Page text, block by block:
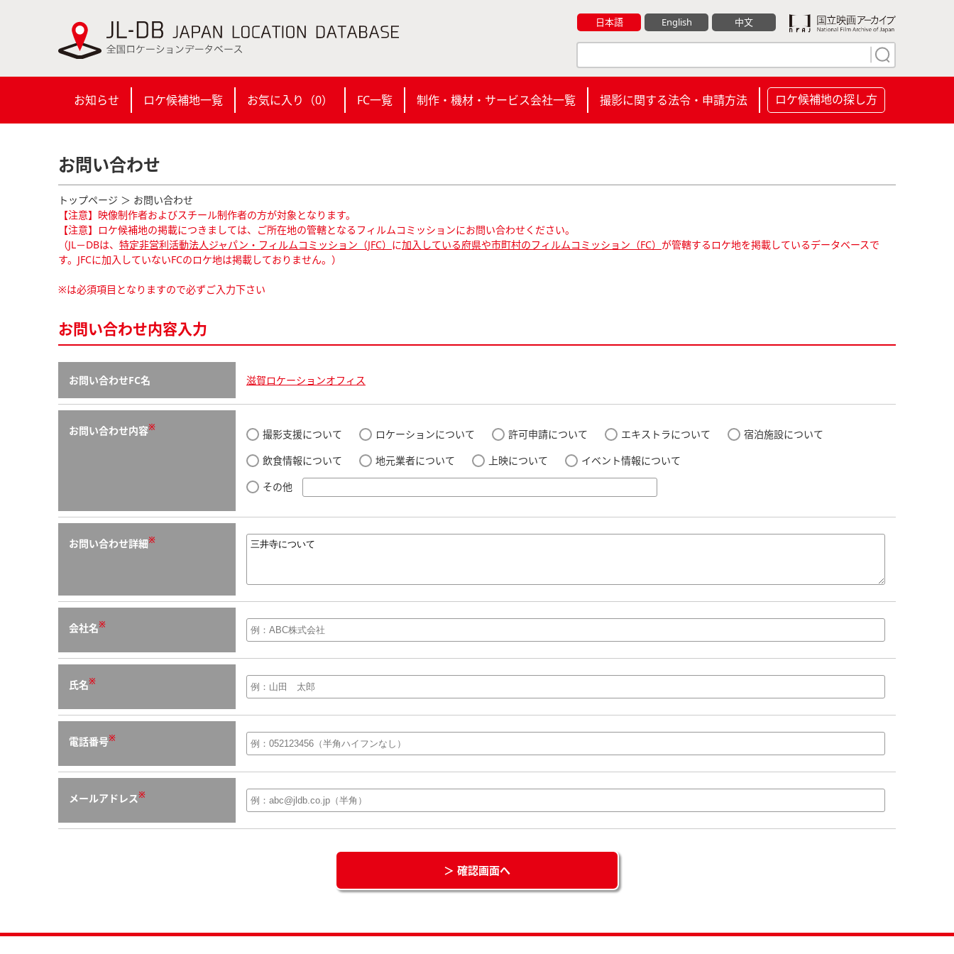
日本語 English 中文
お知らせ ロケ候補地一覧 お気に入り（0） FC一覧 制作・機材・サービス会社一覧 撮影に関する法令・申請方法 ロケ候補地の探し方
お問い合わせ
トップページ ＞ お問い合わせ
【注意】映像制作者およびスチール制作者の方が対象となります。
【注意】ロケ候補地の掲載につきましては、ご所在地の管轄となるフィルムコミッションにお問い合わせください。
（JL－DBは、 特定非営利活動法人ジャパン・フィルムコミッション（JFC） に加入している府県や市町村のフィルムコミッション（FC） が管轄するロケ地を掲載しているデータベースで
す。JFCに加入していないFCのロケ地は掲載しておりません。）
※は必須項目となりますので必ずご入力下さい
お問い合わせ内容入力
お問い合わせFC名 滋賀ロケーションオフィス
お問い合わせ内容※
撮影支援について ロケーションについて 許可申請について エキストラについて
宿泊施設について
飲食情報について
地元業者について 上映について
イベント情報について
その他
お問い合わせ詳細※
会社名※
氏名※
電話番号※
メールアドレス※
＞ 確認画面へ